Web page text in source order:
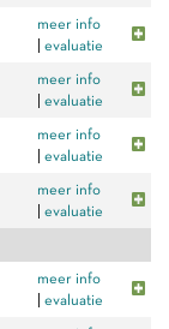
meer info
evaluatie
meer info
evaluatie
meer info
evaluatie
meer info
evaluatie
meer info
evaluatie